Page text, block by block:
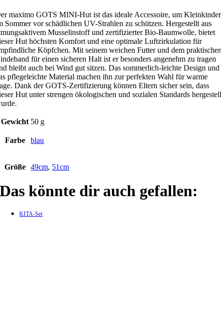
maximo GOTS MINI-Hut ist das ideale Accessoire, um Kleinkinder
Sommer vor schädlichen UV-Strahlen zu schützen. Hergestellt aus
Musselinstoff und zertifizierter Bio-Baumwolle, bietet
Hut höchsten Komfort und eine optimale Luftzirkulation für
Köpfchen. Mit seinem weichen Futter und dem
für einen sicheren Halt ist er besonders angenehm zu tragen
bleibt auch bei Wind gut sitzen. Das sommerlich-leichte Design und
pflegeleichte Material machen ihn zur perfekten Wahl für warme
Dank der GOTS-Zertifizierung können Eltern sicher sein, dass
Hut unter strengen ökologischen und sozialen Standards
Gewicht 50 g
Farbe blau
Größe 49cm, 51cm
Das könnte dir auch gefallen:
KITA-Set